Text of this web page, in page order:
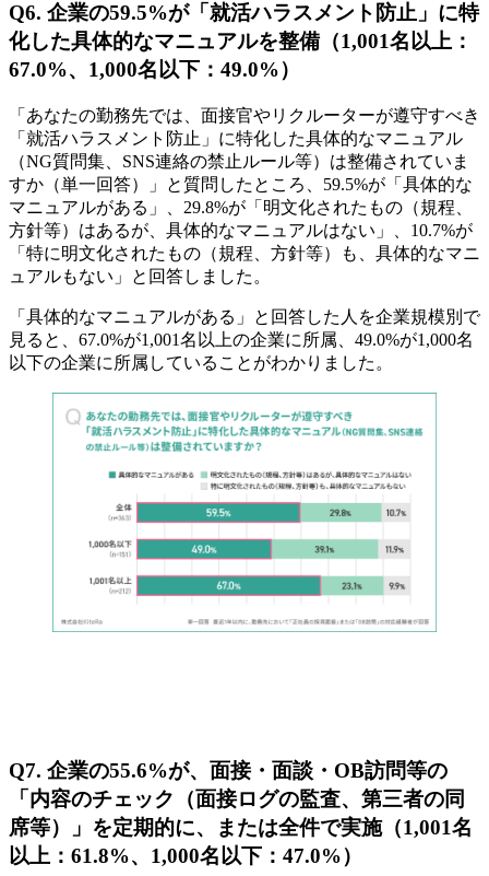
Q6. 企業の59.5%が「就活ハラスメント防止」に特
化した具体的なマニュアルを整備（1,001名以上：
67.0%、1,000名以下：49.0%）
「あなたの勤務先では、面接官やリクルーターが遵守すべき
「就活ハラスメント防止」に特化した具体的なマニュアル
（NG質問集、SNS連絡の禁止ルール等）は整備されていま
すか（単一回答）」と質問したところ、59.5%が「具体的な
マニュアルがある」、29.8%が「明文化されたもの（規程、
方針等）はあるが、具体的なマニュアルはない」、10.7%が
「特に明文化されたもの（規程、方針等）も、具体的なマニ
ュアルもない」と回答しました。
「具体的なマニュアルがある」と回答した人を企業規模別で
見ると、67.0%が1,001名以上の企業に所属、49.0%が1,000名
以下の企業に所属していることがわかりました。
Q7. 企業の55.6%が、面接・面談・OB訪問等の
「内容のチェック（面接ログの監査、第三者の同
席等）」を定期的に、または全件で実施（1,001名
以上：61.8%、1,000名以下：47.0%）